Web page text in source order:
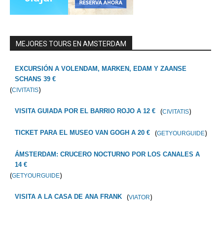
MEJORES TOURS EN AMSTERDAM
EXCURSIÓN A VOLENDAM, MARKEN, EDAM Y ZAANSE
SCHANS 39 €
(CIVITATIS)
VISITA GUIADA POR EL BARRIO ROJO A 12 € (CIVITATIS)
TICKET PARA EL MUSEO VAN GOGH A 20 € (GETYOURGUIDE)
ÁMSTERDAM: CRUCERO NOCTURNO POR LOS CANALES A
14 €
(GETYOURGUIDE)
VISITA A LA CASA DE ANA FRANK (VIATOR)